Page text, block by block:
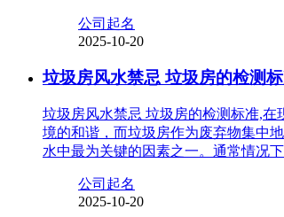
公司起名
2025-10-20
垃圾房风水禁忌 垃圾房的检测
垃圾房风水禁忌 垃圾房的检测标准,
境的和谐，而垃圾房作为废弃物集中
水中最为关键的因素之一。通常情况
公司起名
2025-10-20